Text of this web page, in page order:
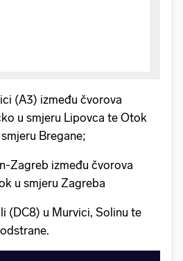
(A3) između čvorova
u smjeru Lipovca te Otok
Bregane;
Zagreb između čvorova
u smjeru Zagreba
(DC8) u Murvici, Solinu te